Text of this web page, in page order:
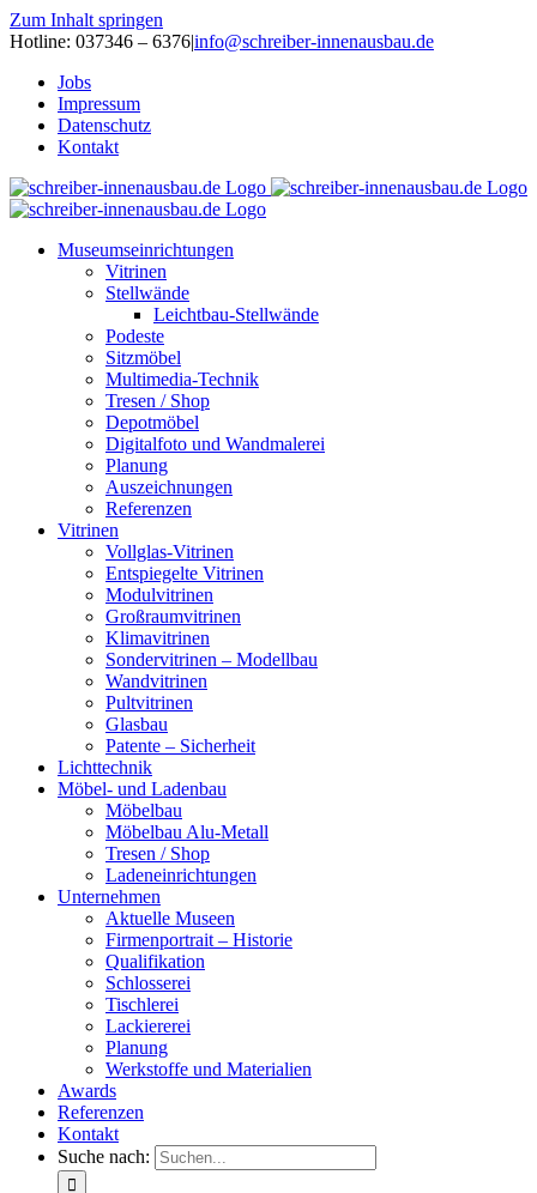
Zum Inhalt springen
Hotline: 037346 – 6376|info@schreiber-innenausbau.de
Jobs
Impressum
Datenschutz
Kontakt
Museumseinrichtungen
Vitrinen
Stellwände
Leichtbau-Stellwände
Podeste
Sitzmöbel
Multimedia-Technik
Tresen / Shop
Depotmöbel
Digitalfoto und Wandmalerei
Planung
Auszeichnungen
Referenzen
Vitrinen
Vollglas-Vitrinen
Entspiegelte Vitrinen
Modulvitrinen
Großraumvitrinen
Klimavitrinen
Sondervitrinen – Modellbau
Wandvitrinen
Pultvitrinen
Glasbau
Patente – Sicherheit
Lichttechnik
Möbel- und Ladenbau
Möbelbau
Möbelbau Alu-Metall
Tresen / Shop
Ladeneinrichtungen
Unternehmen
Aktuelle Museen
Firmenportrait – Historie
Qualifikation
Schlosserei
Tischlerei
Lackiererei
Planung
Werkstoffe und Materialien
Awards
Referenzen
Kontakt
Suche nach: